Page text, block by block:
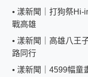
• 漾新聞｜打狗祭
戰高雄
• 漾新聞｜高雄八王
路同行
• 漾新聞｜4599幅童